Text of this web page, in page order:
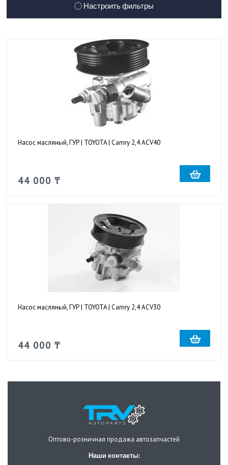
Настроить фильтры
Насос масляный, ГУР | TOYOTA | Camry 2,4 ACV40
44 000 ₸
Насос масляный, ГУР | TOYOTA | Camry 2,4 ACV30
44 000 ₸
Оптово-розничная продажа автозапчастей
Наши контакты: